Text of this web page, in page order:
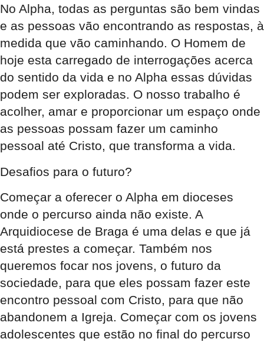
No Alpha, todas as perguntas são bem vindas
e as pessoas vão encontrando as respostas, à
medida que vão caminhando. O Homem de
hoje esta carregado de interrogações acerca
do sentido da vida e no Alpha essas dúvidas
podem ser exploradas. O nosso trabalho é
acolher, amar e proporcionar um espaço onde
as pessoas possam fazer um caminho
pessoal até Cristo, que transforma a vida.
Desafios para o futuro?
Começar a oferecer o Alpha em dioceses
onde o percurso ainda não existe. A
Arquidiocese de Braga é uma delas e que já
está prestes a começar. Também nos
queremos focar nos jovens, o futuro da
sociedade, para que eles possam fazer este
encontro pessoal com Cristo, para que não
abandonem a Igreja. Começar com os jovens
adolescentes que estão no final do percurso